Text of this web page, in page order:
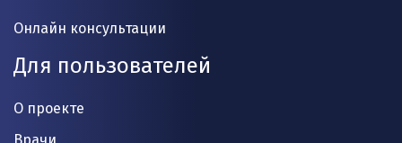
Онлайн консультации
Для пользователей
О проекте